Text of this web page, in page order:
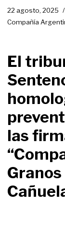
22 agosto, 2025
Compañía
El
las
Granos